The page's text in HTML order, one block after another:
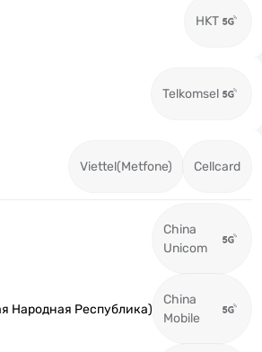
HKT
Telkomsel
Viettel(Metfone) Cellcard
Народная Республика)
China
Unicom
China
Mobile